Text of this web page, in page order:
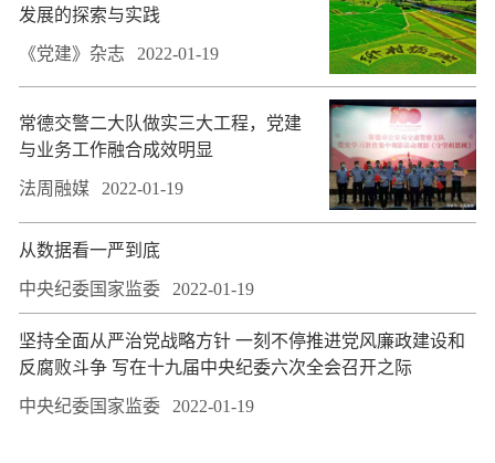
发展的探索与实践
《党建》杂志 2022-01-19
常德交警二大队做实三大工程，党建
与业务工作融合成效明显
法周融媒 2022-01-19
从数据看一严到底
中央纪委国家监委 2022-01-19
坚持全面从严治党战略方针 一刻不停推进党风廉政建设和
反腐败斗争 写在十九届中央纪委六次全会召开之际
中央纪委国家监委 2022-01-19